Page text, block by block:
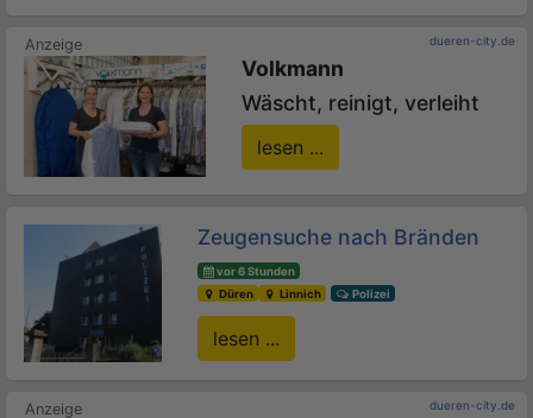
dueren-city.de
Volkmann
Wäscht, reinigt, verleiht
lesen ...
Zeugensuche nach Bränden
vor 6 Stunden
Düren
Linnich Polizei
lesen ...
dueren-city.de